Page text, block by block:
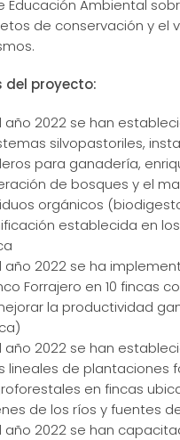
Educación Ambiental
de conservación y el
del proyecto:
año 2022 se han
silvopastoriles,
para ganadería,
de bosques y el
orgánicos
establecida en
año 2022 se ha
Forrajero en 10 fincas
la productividad
año 2022 se han
lineales de plantaciones
en fincas
de los ríos y fuentes
año 2022 se han